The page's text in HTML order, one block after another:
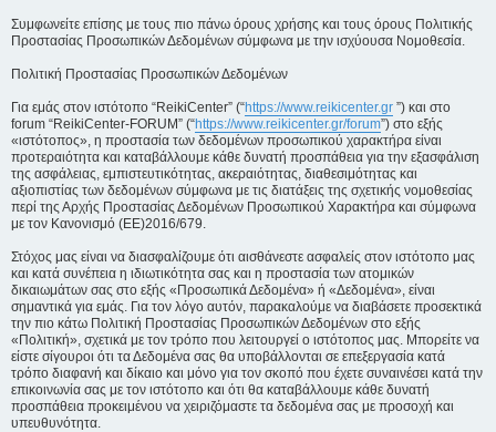
Συμφωνείτε επίσης με τους πιο πάνω όρους χρήσης και τους όρους Πολιτικής
Προστασίας Προσωπικών Δεδομένων σύμφωνα με την ισχύουσα Νομοθεσία.
Πολιτική Προστασίας Προσωπικών Δεδομένων
Για εμάς στον ιστότοπο “ReikiCenter” (“https://www.reikicenter.gr ”) και στο
forum “ReikiCenter-FORUM” (“https://www.reikicenter.gr/forum”) στο εξής
«ιστότοπος», η προστασία των δεδομένων προσωπικού χαρακτήρα είναι
προτεραιότητα και καταβάλλουμε κάθε δυνατή προσπάθεια για την εξασφάλιση
της ασφάλειας, εμπιστευτικότητας, ακεραιότητας, διαθεσιμότητας και
αξιοπιστίας των δεδομένων σύμφωνα με τις διατάξεις της σχετικής νομοθεσίας
περί της Αρχής Προστασίας Δεδομένων Προσωπικού Χαρακτήρα και σύμφωνα
με τον Κανονισμό (ΕΕ)2016/679.
Στόχος μας είναι να διασφαλίζουμε ότι αισθάνεστε ασφαλείς στον ιστότοπο μας
και κατά συνέπεια η ιδιωτικότητα σας και η προστασία των ατομικών
δικαιωμάτων σας στο εξής «Προσωπικά Δεδομένα» ή «Δεδομένα», είναι
σημαντικά για εμάς. Για τον λόγο αυτόν, παρακαλούμε να διαβάσετε προσεκτικά
την πιο κάτω Πολιτική Προστασίας Προσωπικών Δεδομένων στο εξής
«Πολιτική», σχετικά με τον τρόπο που λειτουργεί ο ιστότοπος μας. Μπορείτε να
είστε σίγουροι ότι τα Δεδομένα σας θα υποβάλλονται σε επεξεργασία κατά
τρόπο διαφανή και δίκαιο και μόνο για τον σκοπό που έχετε συναινέσει κατά την
επικοινωνία σας με τον ιστότοπο και ότι θα καταβάλλουμε κάθε δυνατή
προσπάθεια προκειμένου να χειριζόμαστε τα δεδομένα σας με προσοχή και
υπευθυνότητα.